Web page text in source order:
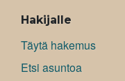
ALAVALIKKO
Hakijalle
Täytä hakemus
Etsi asuntoa